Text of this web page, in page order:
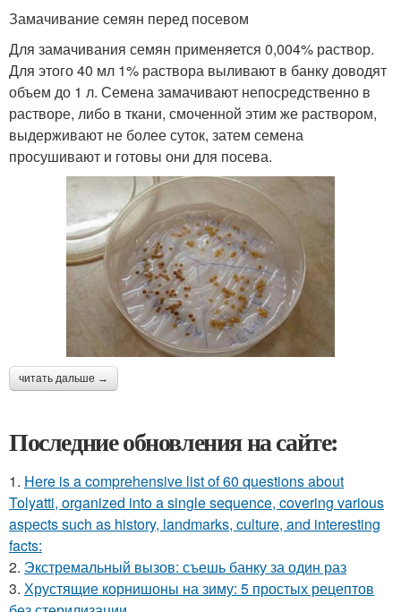
Замачивание семян перед посевом
Для замачивания семян применяется 0,004% раствор.
Для этого 40 мл 1% раствора выливают в банку доводят
объем до 1 л. Семена замачивают непосредственно в
растворе, либо в ткани, смоченной этим же раствором,
выдерживают не более суток, затем семена
просушивают и готовы они для посева.
читать дальше →
Последние обновления на сайте:
1. Here is a comprehensive list of 60 questions about
Tolyatti, organized into a single sequence, covering various
aspects such as history, landmarks, culture, and interesting
facts:
2. Экстремальный вызов: съешь банку за один раз
3. Хрустящие корнишоны на зиму: 5 простых рецептов